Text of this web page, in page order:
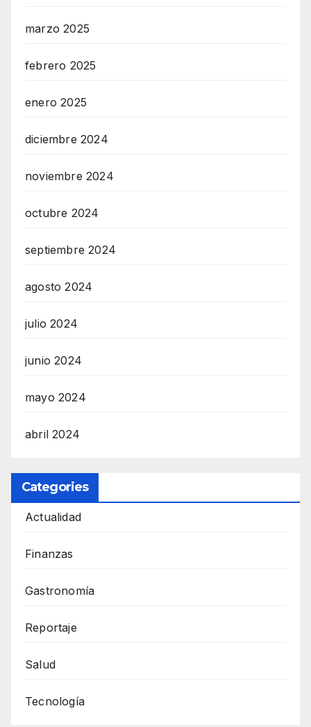
marzo 2025
febrero 2025
enero 2025
diciembre 2024
noviembre 2024
octubre 2024
septiembre 2024
agosto 2024
julio 2024
junio 2024
mayo 2024
abril 2024
Categories
Actualidad
Finanzas
Gastronomía
Reportaje
Salud
Tecnología